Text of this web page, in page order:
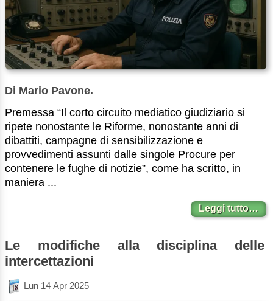
Di Mario Pavone.
Premessa “Il corto circuito mediatico giudiziario si
ripete nonostante le Riforme, nonostante anni di
dibattiti, campagne di sensibilizzazione e
provvedimenti assunti dalle singole Procure per
contenere le fughe di notizie”, come ha scritto, in
maniera ...
Leggi tutto…
Le modifiche alla disciplina delle
intercettazioni
Lun 14 Apr 2025